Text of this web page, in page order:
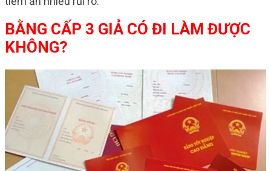
BẰNG CẤP 3 GIẢ CÓ ĐI LÀM ĐƯỢC
KHÔNG?